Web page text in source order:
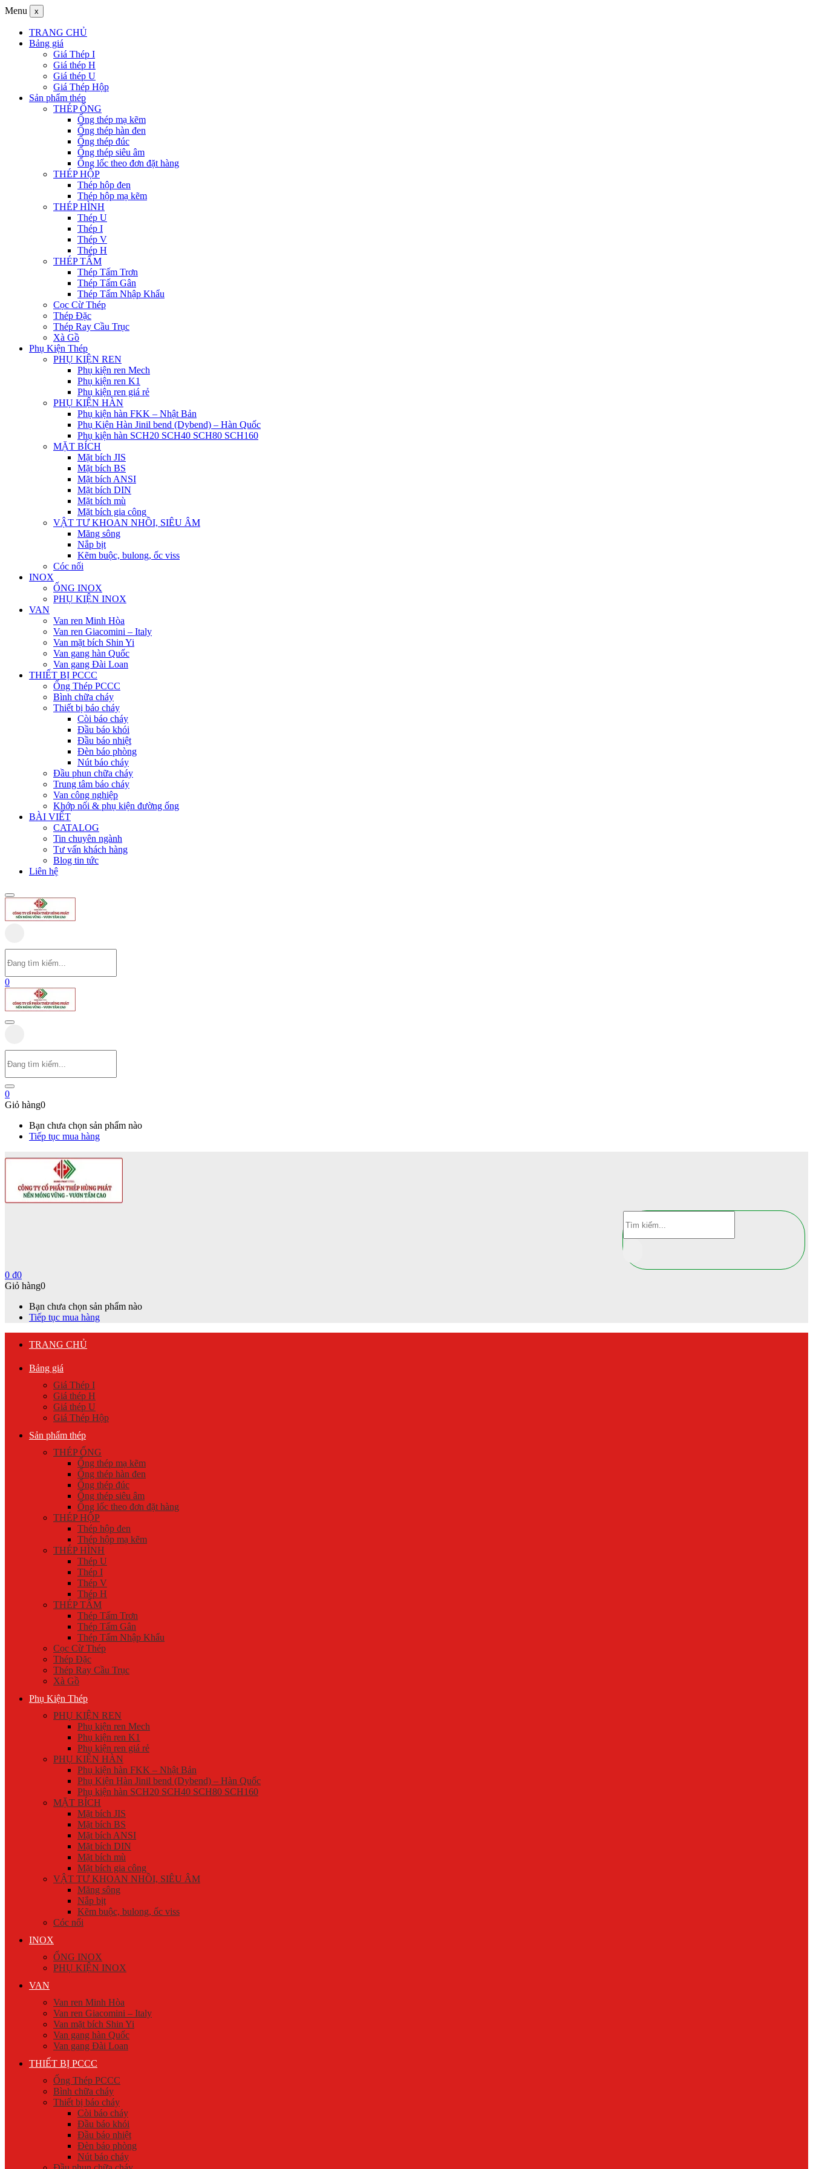
Menu x
TRANG CHỦ
Bảng giá
Giá Thép I
Giá thép H
Giá thép U
Giá Thép Hộp
Sản phẩm thép
THÉP ỐNG
Ống thép mạ kẽm
Ống thép hàn đen
Ống thép đúc
Ống thép siêu âm
Ống lốc theo đơn đặt hàng
THÉP HỘP
Thép hộp đen
Thép hộp mạ kẽm
THÉP HÌNH
Thép U
Thép I
Thép V
Thép H
THÉP TẤM
Thép Tấm Trơn
Thép Tấm Gân
Thép Tấm Nhập Khẩu
Cọc Cừ Thép
Thép Đặc
Thép Ray Cầu Trục
Xà Gồ
Phụ Kiện Thép
PHỤ KIỆN REN
Phụ kiện ren Mech
Phụ kiện ren K1
Phụ kiện ren giá rẻ
PHỤ KIỆN HÀN
Phụ kiện hàn FKK – Nhật Bản
Phụ Kiện Hàn Jinil bend (Dybend) – Hàn Quốc
Phụ kiện hàn SCH20 SCH40 SCH80 SCH160
MẶT BÍCH
Mặt bích JIS
Mặt bích BS
Mặt bích ANSI
Mặt bích DIN
Mặt bích mù
Mặt bích gia công
VẬT TƯ KHOAN NHỒI, SIÊU ÂM
Măng sông
Nắp bịt
Kẽm buộc, bulong, ốc viss
Cóc nối
INOX
ỐNG INOX
PHỤ KIỆN INOX
VAN
Van ren Minh Hòa
Van ren Giacomini – Italy
Van mặt bích Shin Yi
Van gang hàn Quốc
Van gang Đài Loan
THIẾT BỊ PCCC
Ống Thép PCCC
Bình chữa cháy
Thiết bị báo cháy
Còi báo cháy
Đầu báo khói
Đầu báo nhiệt
Đèn báo phòng
Nút báo cháy
Đầu phun chữa cháy
Trung tâm báo cháy
Van công nghiệp
Khớp nối & phụ kiện đường ống
BÀI VIẾT
CATALOG
Tin chuyên ngành
Tư vấn khách hàng
Blog tin tức
Liên hệ
0
0
Giỏ hàng0
Bạn chưa chọn sản phẩm nào
Tiếp tục mua hàng
0 ₫0
Giỏ hàng0
Bạn chưa chọn sản phẩm nào
Tiếp tục mua hàng
TRANG CHỦ
Bảng giá
Giá Thép I
Giá thép H
Giá thép U
Giá Thép Hộp
Sản phẩm thép
THÉP ỐNG
Ống thép mạ kẽm
Ống thép hàn đen
Ống thép đúc
Ống thép siêu âm
Ống lốc theo đơn đặt hàng
THÉP HỘP
Thép hộp đen
Thép hộp mạ kẽm
THÉP HÌNH
Thép U
Thép I
Thép V
Thép H
THÉP TẤM
Thép Tấm Trơn
Thép Tấm Gân
Thép Tấm Nhập Khẩu
Cọc Cừ Thép
Thép Đặc
Thép Ray Cầu Trục
Xà Gồ
Phụ Kiện Thép
PHỤ KIỆN REN
Phụ kiện ren Mech
Phụ kiện ren K1
Phụ kiện ren giá rẻ
PHỤ KIỆN HÀN
Phụ kiện hàn FKK – Nhật Bản
Phụ Kiện Hàn Jinil bend (Dybend) – Hàn Quốc
Phụ kiện hàn SCH20 SCH40 SCH80 SCH160
MẶT BÍCH
Mặt bích JIS
Mặt bích BS
Mặt bích ANSI
Mặt bích DIN
Mặt bích mù
Mặt bích gia công
VẬT TƯ KHOAN NHỒI, SIÊU ÂM
Măng sông
Nắp bịt
Kẽm buộc, bulong, ốc viss
Cóc nối
INOX
ỐNG INOX
PHỤ KIỆN INOX
VAN
Van ren Minh Hòa
Van ren Giacomini – Italy
Van mặt bích Shin Yi
Van gang hàn Quốc
Van gang Đài Loan
THIẾT BỊ PCCC
Ống Thép PCCC
Bình chữa cháy
Thiết bị báo cháy
Còi báo cháy
Đầu báo khói
Đầu báo nhiệt
Đèn báo phòng
Nút báo cháy